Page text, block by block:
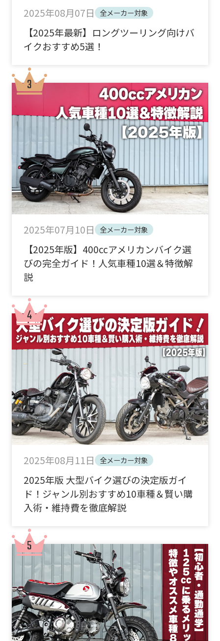
2025年08月07日 全メーカー対象
【2025年最新】ロングツーリング向けバ
イクおすすめ5選！
2025年07月10日 全メーカー対象
【2025年版】400ccアメリカンバイク選
びの完全ガイド！人気車種10選＆特徴解
説
2025年08月11日 全メーカー対象
2025年版 大型バイク選びの決定版ガイ
ド！ジャンル別おすすめ10車種＆賢い購
入術・維持費を徹底解説